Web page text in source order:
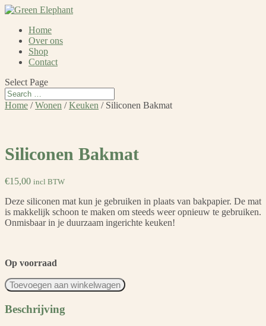
Home
Over ons
Shop
Contact
Select Page
Home /Wonen /Keuken / Siliconen Bakmat
Siliconen Bakmat
€15,00 incl BTW
Deze siliconen mat kun je gebruiken in plaats van bakpapier. De mat
is makkelijk schoon te maken om steeds weer opnieuw te gebruiken.
Onmisbaar in je duurzaam ingerichte keuken!
Op voorraad
Siliconen
Bakmat
aantal
Toevoegen aan winkelwagen
Beschrijving